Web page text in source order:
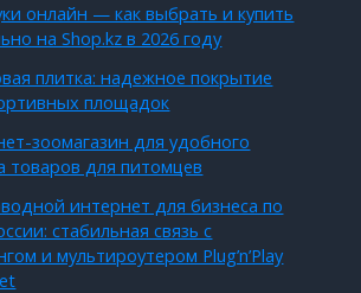
онлайн — как выбрать и купить
на Shop.kz в 2026 году
плитка: надежное покрытие
площадок
зоомагазин для удобного
товаров для питомцев
интернет для бизнеса по
стабильная связь с
и мультироутером Plug’n’Play